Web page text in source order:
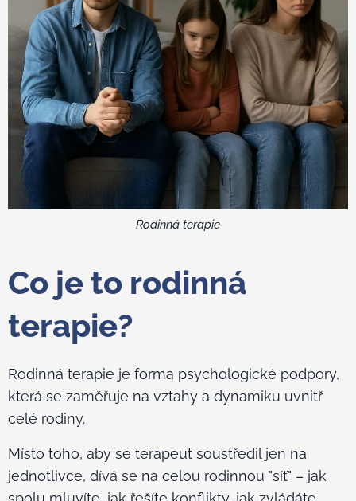
Rodinná terapie
Co je to rodinná
terapie?
Rodinná terapie je forma psychologické podpory,
která se zaměřuje na vztahy a dynamiku uvnitř
celé rodiny.
Místo toho, aby se terapeut soustředil jen na
jednotlivce, dívá se na celou rodinnou "síť" – jak